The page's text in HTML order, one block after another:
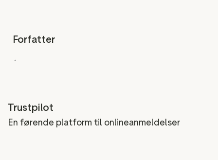
Forfatter
Trustpilot
En førende platform til onlineanmeldelser